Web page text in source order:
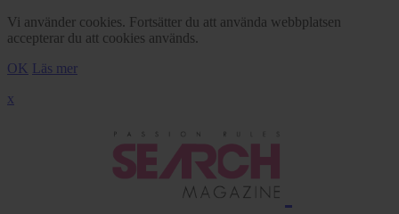
Vi använder cookies. Fortsätter du att använda webbplatsen
accepterar du att cookies används.
OK Läs mer
x